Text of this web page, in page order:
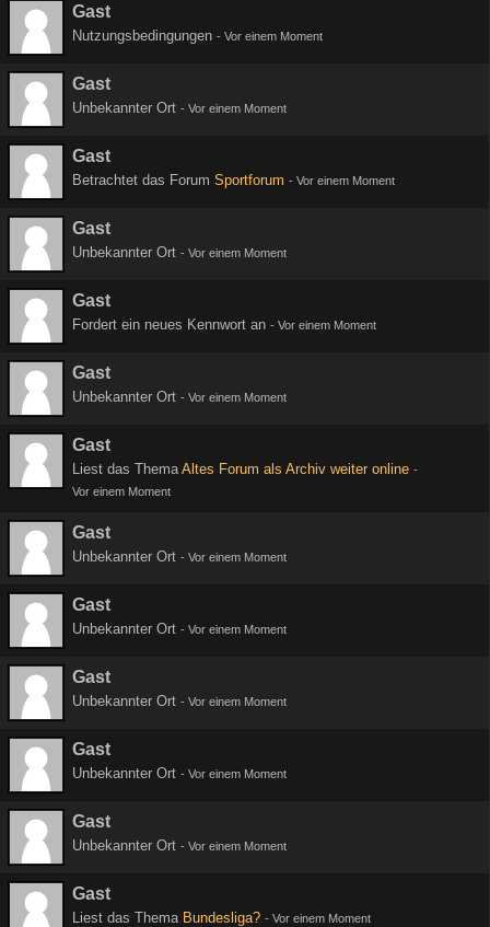
Gast
Nutzungsbedingungen - Vor einem Moment
Gast
Unbekannter Ort - Vor einem Moment
Gast
Betrachtet das Forum Sportforum - Vor einem Moment
Gast
Unbekannter Ort - Vor einem Moment
Gast
Fordert ein neues Kennwort an - Vor einem Moment
Gast
Unbekannter Ort - Vor einem Moment
Gast
Liest das ThemaAltes Forum als Archiv weiter online -
Vor einem Moment
Gast
Unbekannter Ort - Vor einem Moment
Gast
Unbekannter Ort - Vor einem Moment
Gast
Unbekannter Ort - Vor einem Moment
Gast
Unbekannter Ort - Vor einem Moment
Gast
Unbekannter Ort - Vor einem Moment
Gast
Liest das Thema Bundesliga? - Vor einem Moment